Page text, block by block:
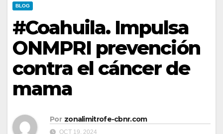
BLOG
#Coahuila. Impulsa
ONMPRI prevención
contra el cáncer de
mama
Por zonalimitrofe-cbnr.com
OCT 19, 2024